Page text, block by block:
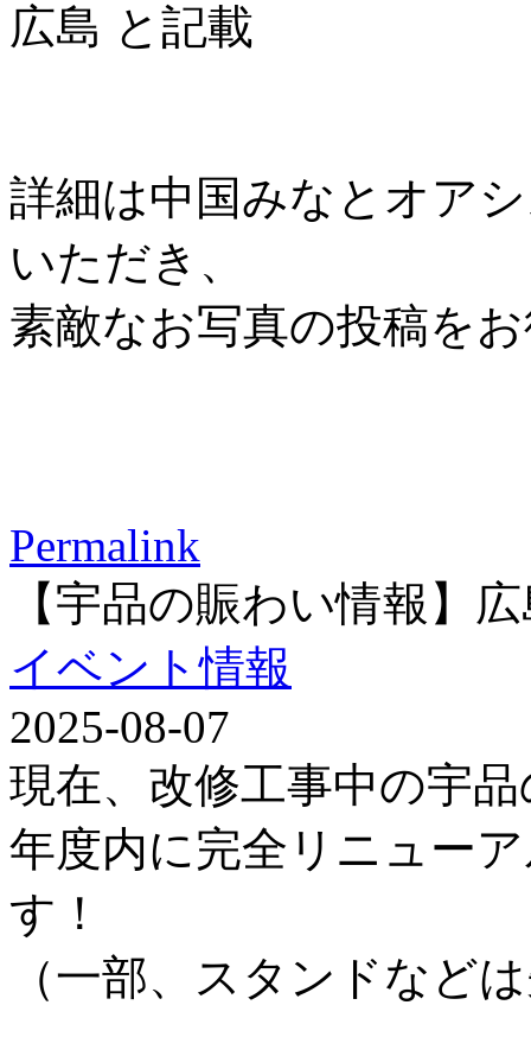
広島 と記載
詳細は中国みなとオア
いただき、
素敵なお写真の投稿を
Permalink
【宇品の賑わい情報】
イベント情報
2025-08-07
現在、改修工事中の宇
年度内に完全リニュー
す！
（一部、スタンドなど